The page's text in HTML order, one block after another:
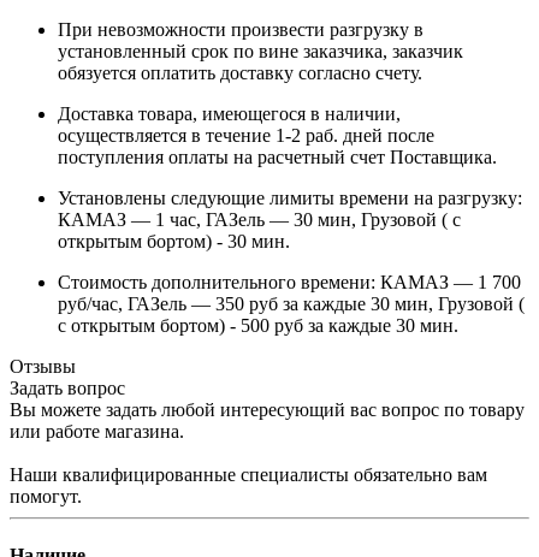
При невозможности произвести разгрузку в
установленный срок по вине заказчика, заказчик
обязуется оплатить доставку согласно счету.
Доставка товара, имеющегося в наличии,
осуществляется в течение 1-2 раб. дней после
поступления оплаты на расчетный счет Поставщика.
Установлены следующие лимиты времени на разгрузку:
КАМАЗ — 1 час, ГАЗель — 30 мин, Грузовой ( с
открытым бортом) - 30 мин.
Стоимость дополнительного времени: КАМАЗ — 1 700
руб/час, ГАЗель — 350 руб за каждые 30 мин, Грузовой (
с открытым бортом) - 500 руб за каждые 30 мин.
Отзывы
Задать вопрос
Вы можете задать любой интересующий вас вопрос по товару
или работе магазина.
Наши квалифицированные специалисты обязательно вам
помогут.